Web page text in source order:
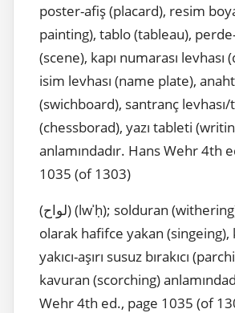
poster-afiş (placard), resim
painting), tablo (tableau),
(scene), kapı numarası levhası
isim levhası (name plate),
(swichboard), santranç levhası/
(chessborad), yazı tableti
anlamındadır. Hans Wehr 4th
1035 (of 1303)
(لواح) (lwʾḥ); solduran (withering), yüzeyel
olarak hafifce yakan (singeing),
yakıcı-aşırı susuz bırakıcı
kavuran (scorching)
Wehr 4th ed., page 1035 (of